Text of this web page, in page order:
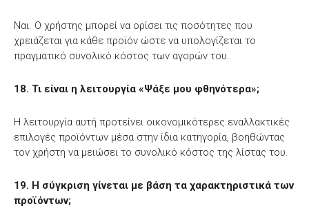
Ναι. Ο χρήστης μπορεί να ορίσει τις ποσότητες που
χρειάζεται για κάθε προϊόν ώστε να υπολογίζεται το
πραγματικό συνολικό κόστος των αγορών του.
18. Τι είναι η λειτουργία «Ψάξε μου φθηνότερα»;
Η λειτουργία αυτή προτείνει οικονομικότερες εναλλακτικές
επιλογές προϊόντων μέσα στην ίδια κατηγορία, βοηθώντας
τον χρήστη να μειώσει το συνολικό κόστος της λίστας του.
19. Η σύγκριση γίνεται με βάση τα χαρακτηριστικά των
προϊόντων;